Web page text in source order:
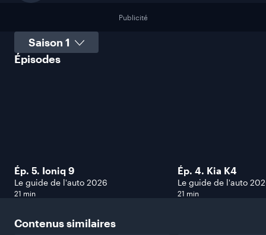
Publicité
Sélectionner une saison
Épisodes
Ép. 5. Ioniq 9
Le guide de l'auto 2026
21 min
Ép. 4. Kia K4
Le guide de l'auto
21 min
Contenussimilaires